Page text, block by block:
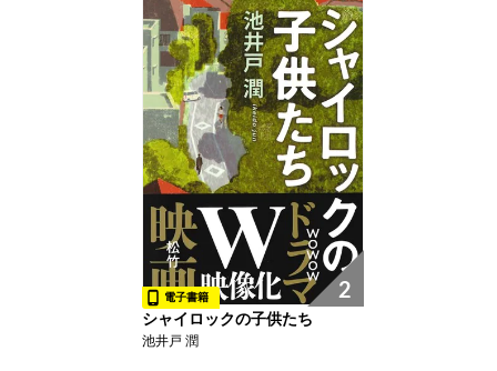
2
電子書籍
シャイロックの子供たち
池井戸 潤